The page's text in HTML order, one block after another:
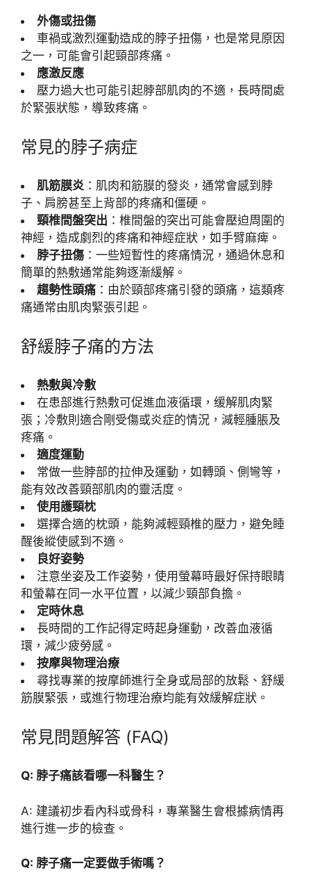
外傷或扭傷
車禍或激烈運動造成的脖子扭傷，也是常見原因
之一，可能會引起頸部疼痛。
應激反應
壓力過大也可能引起脖部肌肉的不適，長時間處
於緊張狀態，導致疼痛。
常見的脖子病症
肌筋膜炎 ：肌肉和筋膜的發炎，通常會感到脖
子、肩膀甚至上背部的疼痛和僵硬。
頸椎間盤突出 ：椎間盤的突出可能會壓迫周圍的
神經，造成劇烈的疼痛和神經症狀，如手臂麻痺。
脖子扭傷 ：一些短暫性的疼痛情況，通過休息和
簡單的熱敷通常能夠逐漸緩解。
趨勢性頭痛 ：由於頸部疼痛引發的頭痛，這類疼
痛通常由肌肉緊張引起。
舒緩脖子痛的方法
熱敷與冷敷
在患部進行熱敷可促進血液循環，缓解肌肉緊
張；冷敷則適合剛受傷或炎症的情況，減輕腫脹及
疼痛。
適度運動
常做一些脖部的拉伸及運動，如轉頭、側彎等，
能有效改善頸部肌肉的靈活度。
使用護頸枕
選擇合適的枕頭，能夠減輕頸椎的壓力，避免睡
醒後縱使感到不適。
良好姿勢
注意坐姿及工作姿勢，使用螢幕時最好保持眼睛
和螢幕在同一水平位置，以減少頸部負擔。
定時休息
長時間的工作記得定時起身運動，改善血液循
環，減少疲勞感。
按摩與物理治療
尋找專業的按摩師進行全身或局部的放鬆、舒緩
筋膜緊張，或進行物理治療均能有效緩解症狀。
常見問題解答 (FAQ)
Q: 脖子痛該看哪一科醫生？
A: 建議初步看內科或骨科，專業醫生會根據病情再
進行進一步的檢查。
Q: 脖子痛一定要做手術嗎？